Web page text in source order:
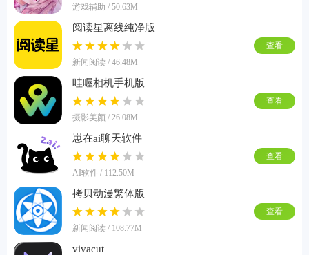
游戏辅助 / 50.63M
阅读星离线纯净版
新闻阅读 / 46.48M
查看
哇喔相机手机版
摄影美颜 / 26.08M
查看
崽在ai聊天软件
AI软件 / 112.50M
查看
拷贝动漫繁体版
新闻阅读 / 108.77M
查看
vivacut